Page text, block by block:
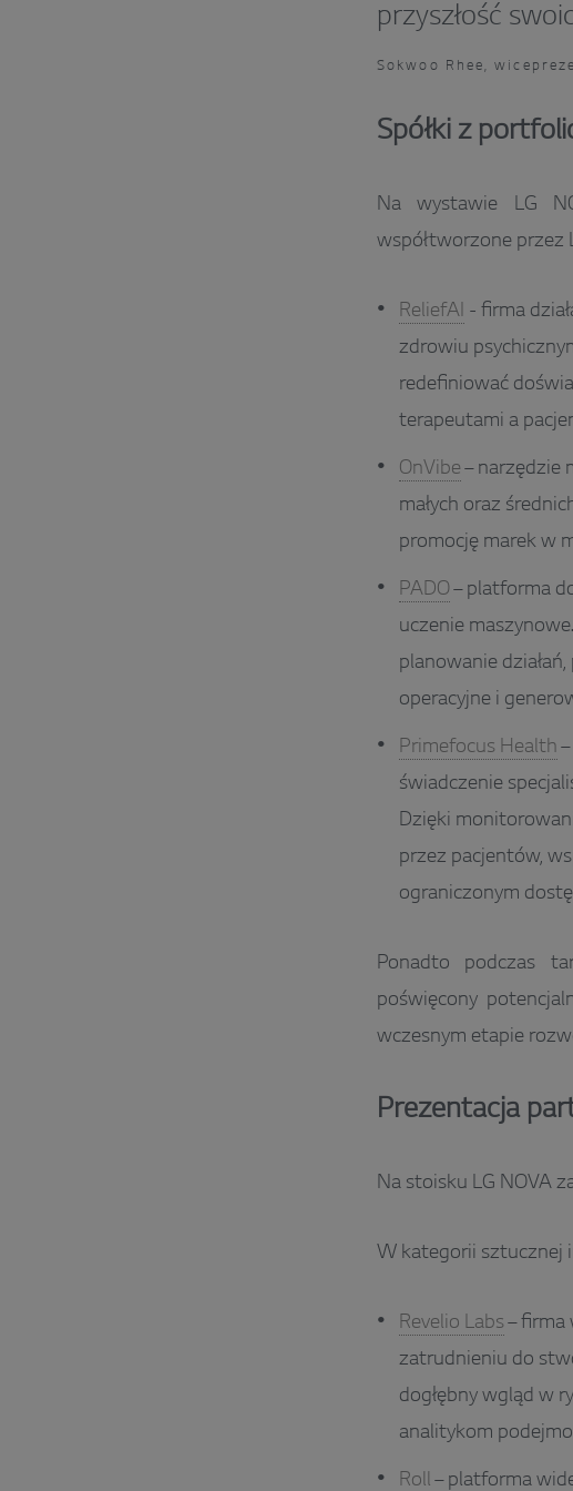
przyszłość
Sokwoo Rhee,
Spółki z
Na wystawie LG
współtworzone przez
ReliefAI - firma
zdrowiu
redefiniować
terapeutami a
OnVibe – narzędzie
małych oraz
promocję marek w
PADO– platforma
uczenie
planowanie
operacyjne i
Primefocus Health
świadczenie
Dzięki
przez pacjentów,
ograniczonym
Ponadto podczas
poświęcony
wczesnym etapie
Prezentacja
Na stoisku LG NOVA
W kategorii sztucznej
Revelio Labs – firma
zatrudnieniu do
dogłębny wgląd w
analitykom
Roll – platforma